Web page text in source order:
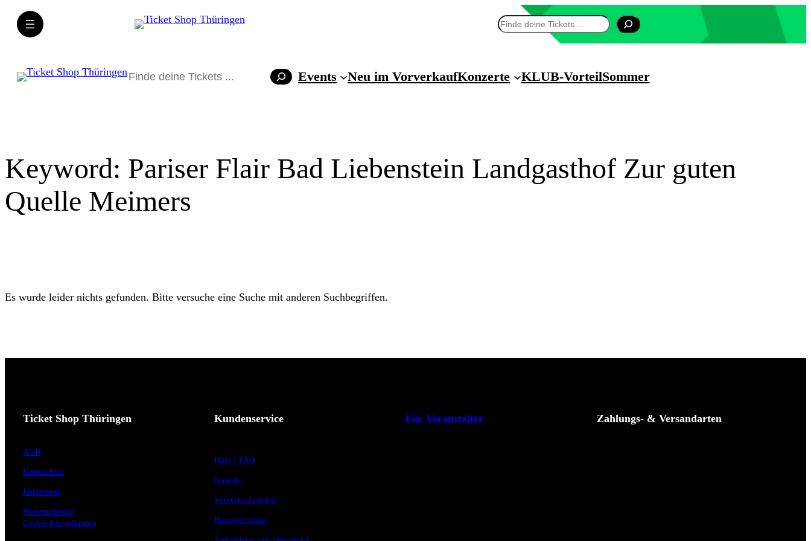
Direkt
zum
Suchen
Suchen Events Neu im VorverkaufKonzerte KLUB-VorteilSommer
Keyword: Pariser Flair Bad Liebenstein Landgasthof Zur guten
Quelle Meimers
Es wurde leider nichts gefunden. Bitte versuche eine Suche mit anderen Suchbegriffen.
Ticket Shop Thüringen
AGB
Datenschutz
Impressum
Widerrufsrecht
Cookie-Einstellungen
Kundenservice
Hilfe / FAQ
Kontakt
Vorverkaufsstellen
Barrierefreiheit
Für Veranstalter Zahlungs- & Versandarten